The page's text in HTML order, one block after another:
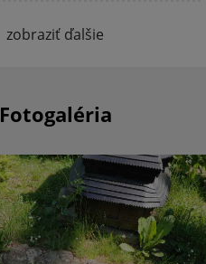
zobraziť ďalšie
Fotogaléria